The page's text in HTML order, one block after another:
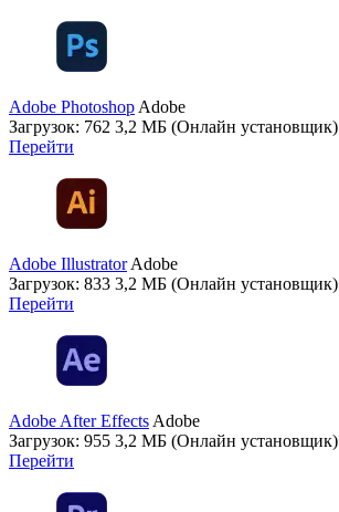
Adobe Photoshop Adobe
Загрузок: 762 3,2 МБ (Онлайн установщик)
Перейти
Adobe Illustrator Adobe
Загрузок: 833 3,2 МБ (Онлайн установщик)
Перейти
Adobe After Effects Adobe
Загрузок: 955 3,2 МБ (Онлайн установщик)
Перейти